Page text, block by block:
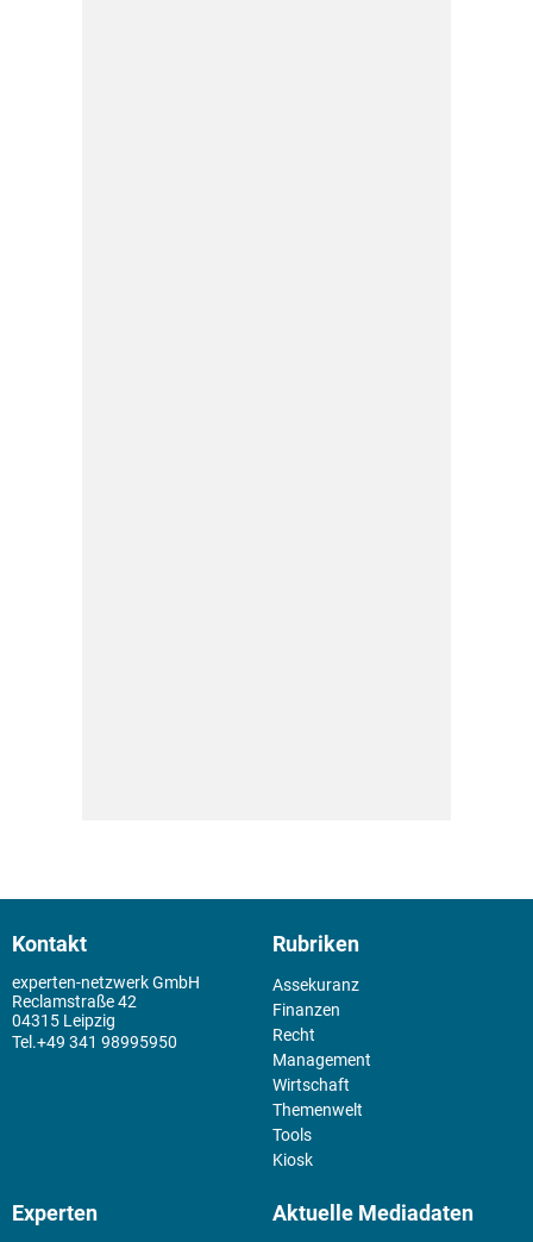
Kontakt
experten-netzwerk GmbH
Reclamstraße 42
04315 Leipzig
+49 341 98995950
Rubriken
Assekuranz
Finanzen
Recht
Management
Wirtschaft
Themenwelt
Tools
Kiosk
Experten Aktuelle Mediadaten